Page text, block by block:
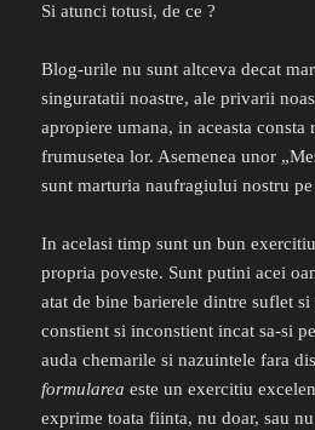
Si atunci totusi, de ce ?
Blog-urile nu sunt altceva decat
singuratatii noastre, ale privarii
apropiere umana, in aceasta consta
frumusetea lor. Asemenea unor
sunt marturia naufragiului nostru
In acelasi timp sunt un bun
propria poveste. Sunt putini acei
atat de bine barierele dintre suflet
constient si inconstient incat sa-si
auda chemarile si nazuintele fara
formularea este un exercitiu
exprime toata fiinta, nu doar, sau